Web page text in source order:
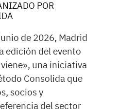
POR
de 2026, Madrid
edición del evento
una iniciativa
Consolida que
socios y
del sector